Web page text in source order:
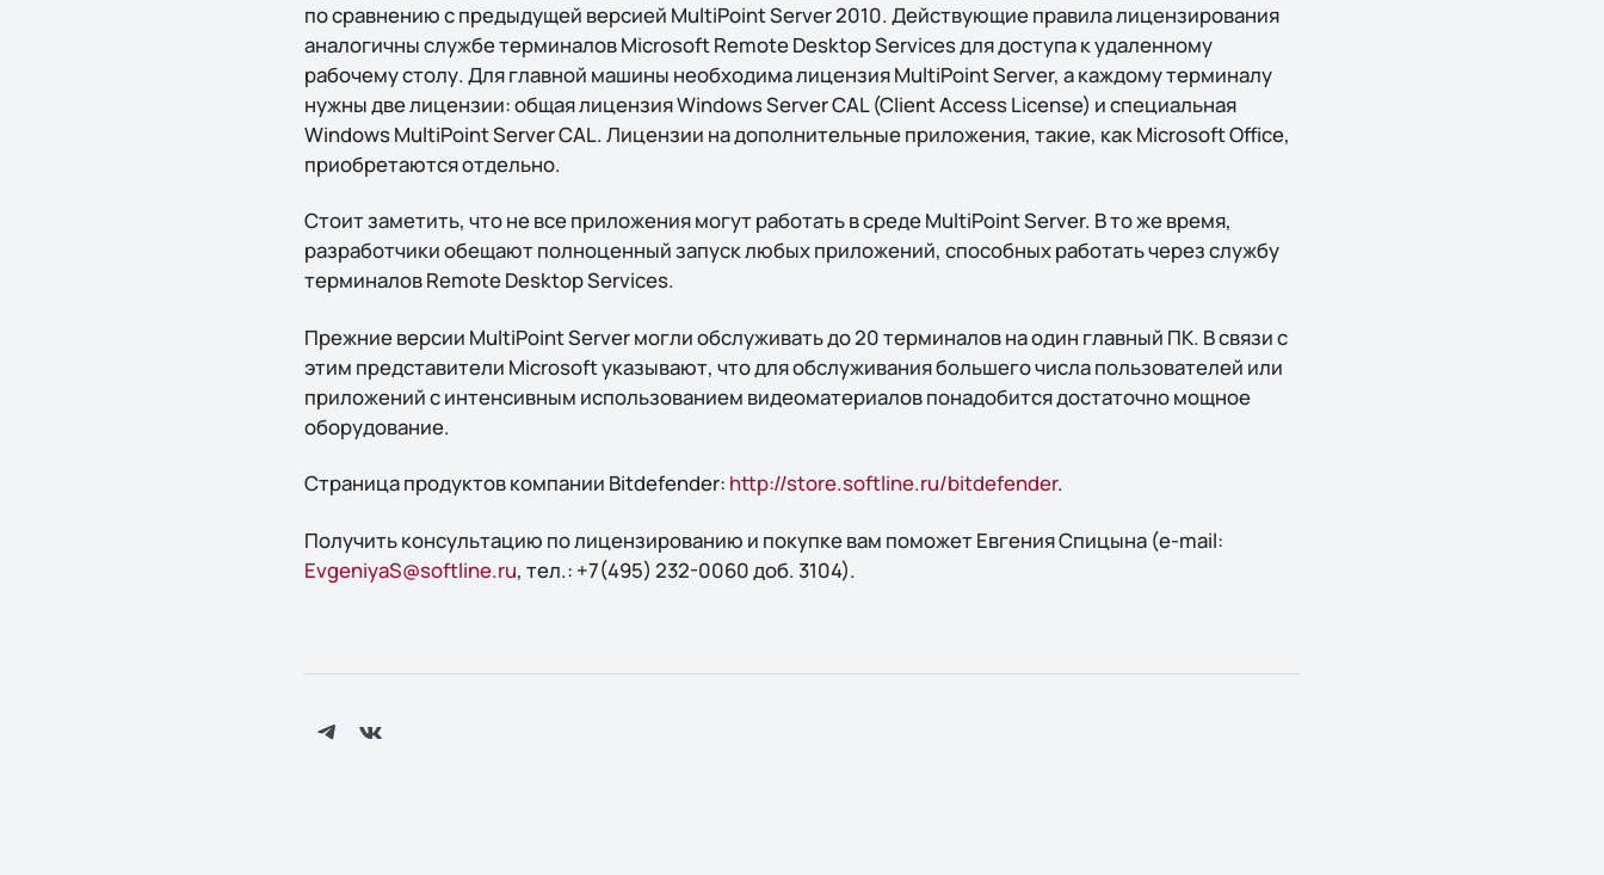
по сравнению с предыдущей версией MultiPoint Server 2010. Действующие правила лицензирования
аналогичны службе терминалов Microsoft Remote Desktop Services для доступа к удаленному
рабочему столу. Для главной машины необходима лицензия MultiPoint Server, а каждому терминалу
нужны две лицензии: общая лицензия Windows Server CAL (Client Access License) и специальная
Windows MultiPoint Server CAL. Лицензии на дополнительные приложения, такие, как Microsoft Office,
приобретаются отдельно.
Стоит заметить, что не все приложения могут работать в среде MultiPoint Server. В то же время,
разработчики обещают полноценный запуск любых приложений, способных работать через службу
терминалов Remote Desktop Services.
Прежние версии MultiPoint Server могли обслуживать до 20 терминалов на один главный ПК. В связи с
этим представители Microsoft указывают, что для обслуживания большего числа пользователей или
приложений с интенсивным использованием видеоматериалов понадобится достаточно мощное
оборудование.
Страница продуктов компании Bitdefender: http://store.softline.ru/bitdefender.
Получить консультацию по лицензированию и покупке вам поможет Евгения Спицына (e-mail:
EvgeniyaS@softline.ru, тел.: +7(495) 232-0060 доб. 3104).